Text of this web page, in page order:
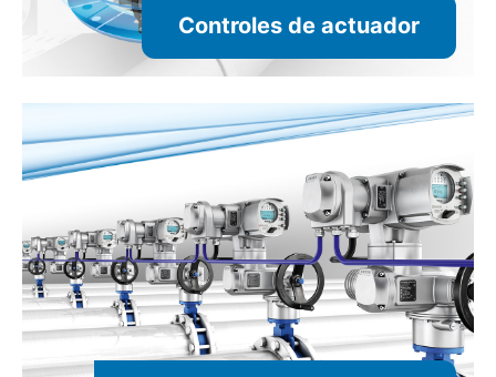
Controles de actuador